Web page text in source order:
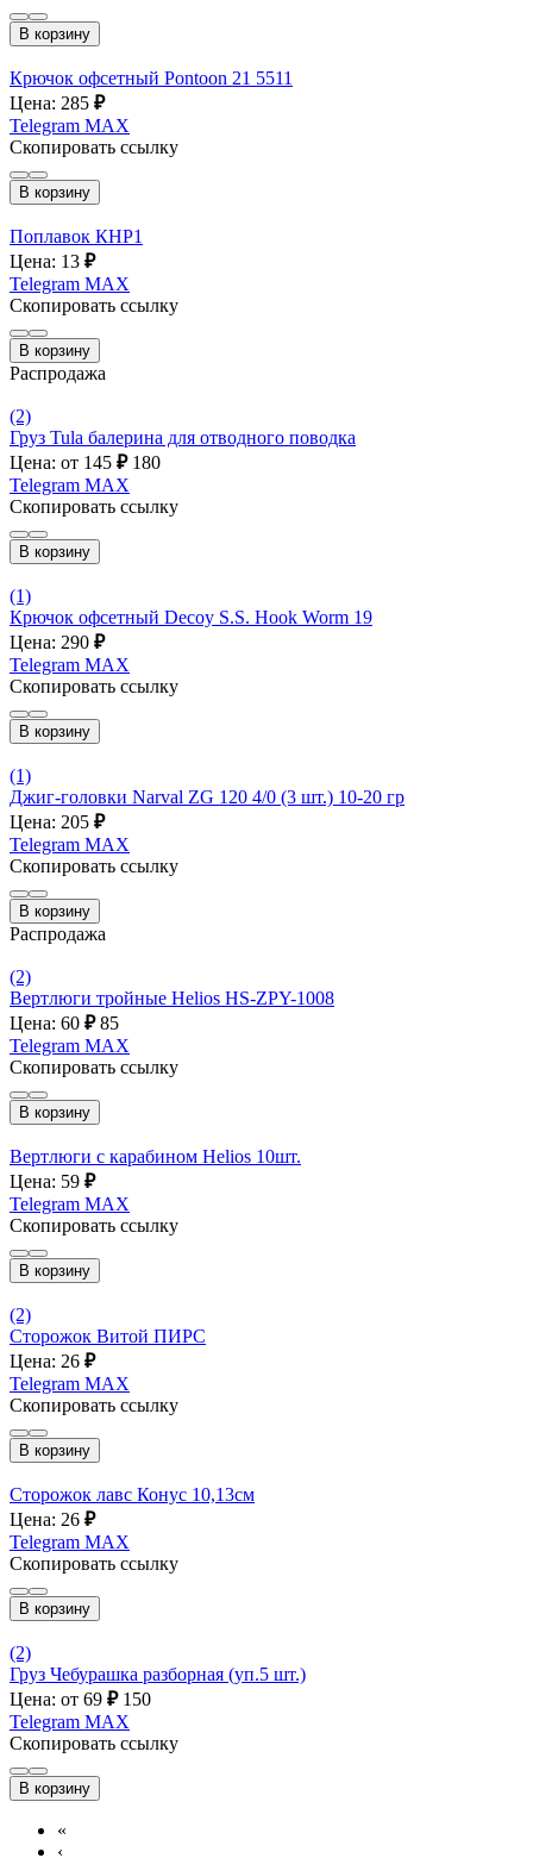
В корзину
Крючок офсетный Pontoon 21 5511
Цена: 285 ₽
Telegram MAX
Скопировать ссылку
В корзину
Поплавок КНР1
Цена: 13 ₽
Telegram MAX
Скопировать ссылку
В корзину
Распродажа
(2)
Груз Tula балерина для отводного поводка
Цена: от 145 ₽ 180
Telegram MAX
Скопировать ссылку
В корзину
(1)
Крючок офсетный Decoy S.S. Hook Worm 19
Цена: 290 ₽
Telegram MAX
Скопировать ссылку
В корзину
(1)
Джиг-головки Narval ZG 120 4/0 (3 шт.) 10-20 гр
Цена: 205 ₽
Telegram MAX
Скопировать ссылку
В корзину
Распродажа
(2)
Вертлюги тройные Helios HS-ZPY-1008
Цена: 60 ₽ 85
Telegram MAX
Скопировать ссылку
В корзину
Вертлюги с карабином Helios 10шт.
Цена: 59 ₽
Telegram MAX
Скопировать ссылку
В корзину
(2)
Сторожок Витой ПИРС
Цена: 26 ₽
Telegram MAX
Скопировать ссылку
В корзину
Сторожок лавс Конус 10,13см
Цена: 26 ₽
Telegram MAX
Скопировать ссылку
В корзину
(2)
Груз Чебурашка разборная (уп.5 шт.)
Цена: от 69 ₽ 150
Telegram MAX
Скопировать ссылку
В корзину
«
‹